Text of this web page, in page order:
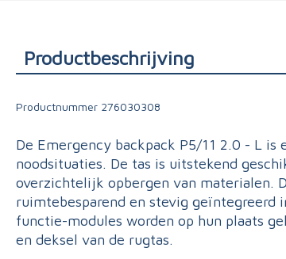
Productbeschrijving
Productnummer 276030308
De Emergency backpack P5/11 2.0 - L is
noodsituaties. De tas is uitstekend
overzichtelijk opbergen van materialen.
ruimtebesparend en stevig geïntegreerd
functie-modules worden op hun plaats
en deksel van de rugtas.